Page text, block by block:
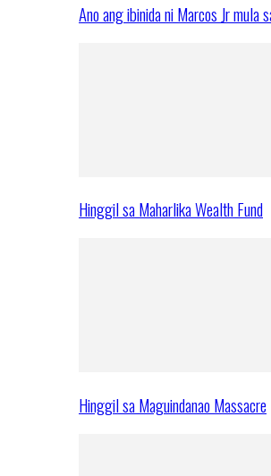
Ano ang ibinida ni Marcos Jr mula
Hinggil sa Maharlika Wealth Fund
Hinggil sa Maguindanao Massacre